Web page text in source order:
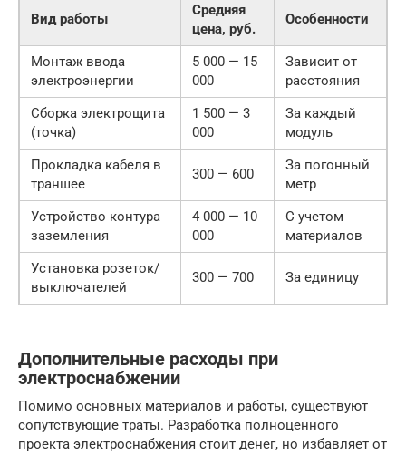
Вид работы
Средняя
цена, руб.
Особенности
Монтаж ввода
электроэнергии
5 000 — 15
000
Зависит от
расстояния
Сборка электрощита
(точка)
1 500 — 3
000
За каждый
модуль
Прокладка кабеля в
траншее
300 — 600
За погонный
метр
Устройство контура
заземления
4 000 — 10
000
С учетом
материалов
Установка розеток/
выключателей
300 — 700 За единицу
Дополнительные расходы при
электроснабжении
Помимо основных материалов и работы, существуют
сопутствующие траты. Разработка полноценного
проекта электроснабжения стоит денег, но избавляет от